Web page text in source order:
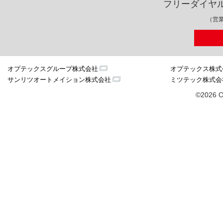
フリーダイヤ
（営
オプテックスグループ株式会社
オプテックス株
サンリツオートメイション株式会社
ミツテック株式
©2026